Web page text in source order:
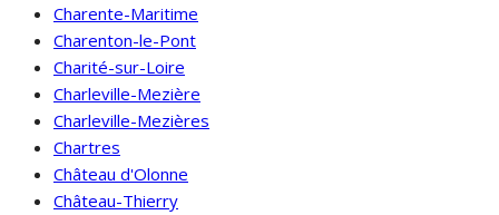
Charente-Maritime
Charenton-le-Pont
Charité-sur-Loire
Charleville-Mezière
Charleville-Mezières
Chartres
Château d'Olonne
Château-Thierry